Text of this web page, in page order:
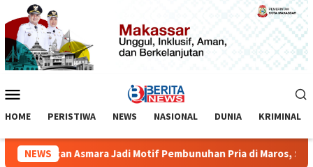
Loncat
ke
konten
Mobile
HOME PERISTIWA NEWS NASIONAL DUNIA KRIMINAL
NEWSAsmara Jadi Motif Pembunuhan Pria di Maros, Satu DPO